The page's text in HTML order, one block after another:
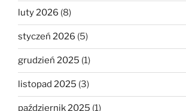
luty 2026 (8)
styczeń 2026 (5)
grudzień 2025 (1)
listopad 2025 (3)
październik 2025 (1)